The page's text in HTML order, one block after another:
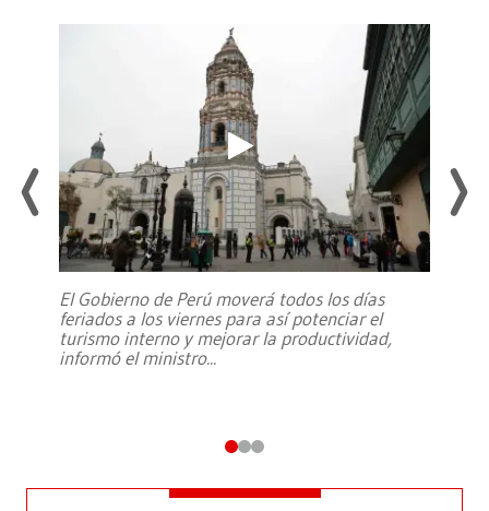
El Gobierno de Perú moverá todos los días
feriados a los viernes para así potenciar el
turismo interno y mejorar la productividad,
informó el ministro...